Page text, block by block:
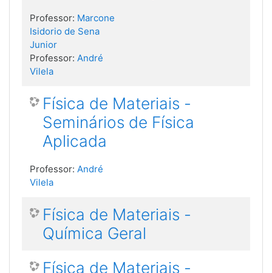
Professor: Marcone
Isidorio de Sena
Junior
Professor: André
Vilela
Física de Materiais -
Seminários de Física
Aplicada
Professor: André
Vilela
Física de Materiais -
Química Geral
Física de Materiais -